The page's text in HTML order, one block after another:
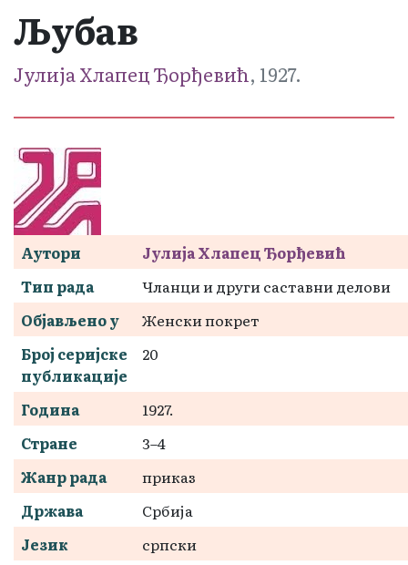
Љубав
Јулија Хлапец Ђорђевић, 1927.
Аутори
Јулија Хлапец Ђорђевић
Тип рада
Чланци и други саставни делови
Објављено у
Женски покрет
Број серијске
публикације
20
Година
1927.
Стране
3–4
Жанр рада
приказ
Држава
Србија
Језик
српски